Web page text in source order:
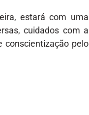
estará com uma
cuidados com a
conscientização pelo